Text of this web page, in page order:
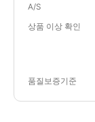
A/S
상품 이상 확인
품질보증기준